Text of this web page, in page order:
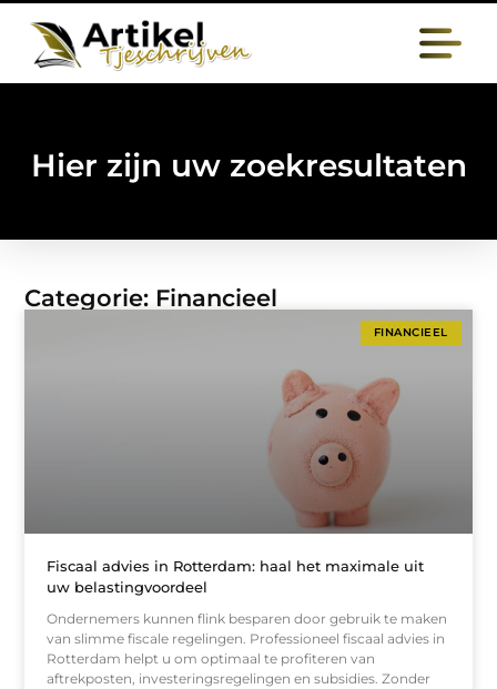
Hier zijn uw zoekresultaten
Categorie: Financieel
FINANCIEEL
Fiscaal advies in Rotterdam: haal het maximale uit
uw belastingvoordeel
Ondernemers kunnen flink besparen door gebruik te maken
van slimme fiscale regelingen. Professioneel fiscaal advies in
Rotterdam helpt u om optimaal te profiteren van
aftrekposten, investeringsregelingen en subsidies. Zonder